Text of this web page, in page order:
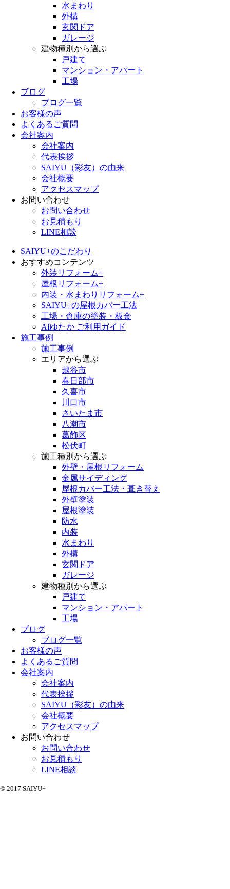
水まわり
外構
玄関ドア
ガレージ
建物種別から選ぶ
戸建て
マンション・アパート
工場
ブログ
ブログ一覧
お客様の声
よくあるご質問
会社案内
会社案内
代表挨拶
SAIYU（彩友）の由来
会社概要
アクセスマップ
お問い合わせ
お問い合わせ
お見積もり
LINE相談
SAIYU+のこだわり
おすすめコンテンツ
外装リフォーム+
屋根リフォーム+
内装・水まわりリフォーム+
SAIYU+の屋根カバー工法
工場・倉庫の塗装・板金
AIゆたか ご利用ガイド
施工事例
施工事例
エリアから選ぶ
越谷市
春日部市
久喜市
川口市
さいたま市
八潮市
葛飾区
松伏町
施工種別から選ぶ
外壁・屋根リフォーム
金属サイディング
屋根カバー工法・葺き替え
外壁塗装
屋根塗装
防水
内装
水まわり
外構
玄関ドア
ガレージ
建物種別から選ぶ
戸建て
マンション・アパート
工場
ブログ
ブログ一覧
お客様の声
よくあるご質問
会社案内
会社案内
代表挨拶
SAIYU（彩友）の由来
会社概要
アクセスマップ
お問い合わせ
お問い合わせ
お見積もり
LINE相談
© 2017 SAIYU+